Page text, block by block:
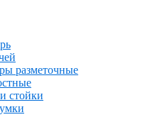
разметочные
стойки